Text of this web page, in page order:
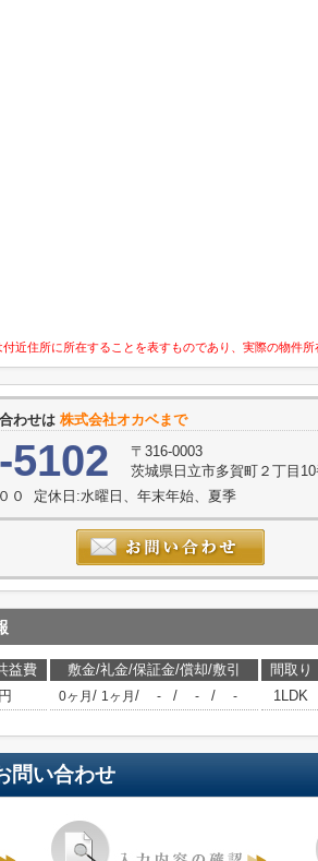
近住所に所在することを表すものであり、実際の物件所
わせは 株式会社オカベまで
〒316-0003
茨城県日立市多賀町２丁目
０ 定休日:水曜日、年末年始、夏季
益費 敷金/礼金/保証金/償却/敷引 間取り
0ヶ月 / 1ヶ月 / - / - / - 1LDK
問い合わせ